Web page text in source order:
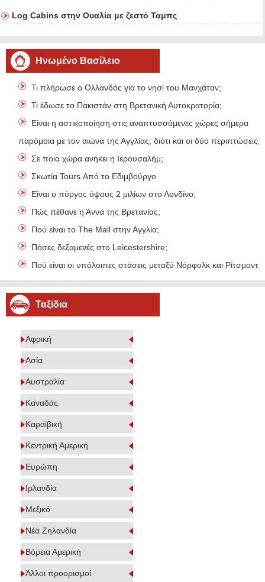
Log Cabins στην Ουαλία με ζεστό Ταμπς
Ηνωμένο Βασίλειο
Τι πλήρωσε ο Ολλανδός για το νησί του Μανχάταν;
Τι έδωσε το Πακιστάν στη Βρετανική Αυτοκρατορία;
Είναι η αστικοποίηση στις αναπτυσσόμενες χώρες σήμερα
παρόμοια με τον αιώνα της Αγγλίας, διότι και οι δύο περιπτώσεις;
Σε ποια χώρα ανήκει η Ιερουσαλήμ;
Σκωτία Tours Από το Εδιμβούργο
Είναι ο πύργος ύψους 2 μιλίων στο Λονδίνο;
Πώς πέθανε η Άννα της Βρετανίας;
Πού είναι το The Mall στην Αγγλία;
Πόσες δεξαμενές στο Leicestershire;
Πού είναι οι υπόλοιπες στάσεις μεταξύ Νόρφολκ και Ρίτσμοντ;
Ταξίδια
Αφρική
Ασία
Αυστραλία
Καναδάς
Καραϊβική
Κεντρική Αμερική
Ευρώπη
Ιρλανδία
Μεξικό
Νέα Ζηλανδία
Βόρεια Αμερική
Άλλοι προορισμοί